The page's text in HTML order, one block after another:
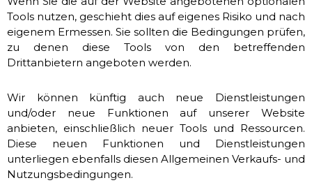
Tools nutzen, geschieht dies auf eigenes Risiko und nach
eigenem Ermessen. Sie sollten die Bedingungen prüfen,
zu denen diese Tools von den betreffenden
Drittanbietern angeboten werden.
Wir können künftig auch neue Dienstleistungen
und/oder neue Funktionen auf unserer Website
anbieten, einschließlich neuer Tools und Ressourcen.
Diese neuen Funktionen und Dienstleistungen
unterliegen ebenfalls diesen Allgemeinen Verkaufs- und
Nutzungsbedingungen.